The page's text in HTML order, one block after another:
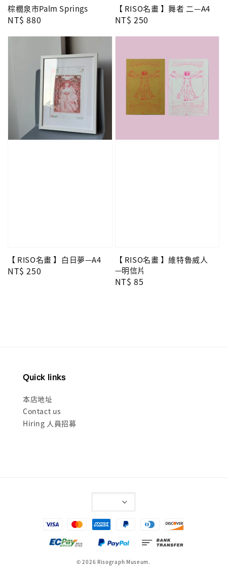
棕櫚泉市Palm Springs
Regular
NT$ 880
【 RISO名畫 】舞者 二—A4
Regular
NT$ 250
【 RISO名畫 】白日夢—A4
Regular
NT$ 250
【 RISO名畫 】維特魯威人
—明信片
Regular
NT$ 85
Quick links
本店地址
Contact us
Hiring 人員招募
© 2026 Risograph Museum.